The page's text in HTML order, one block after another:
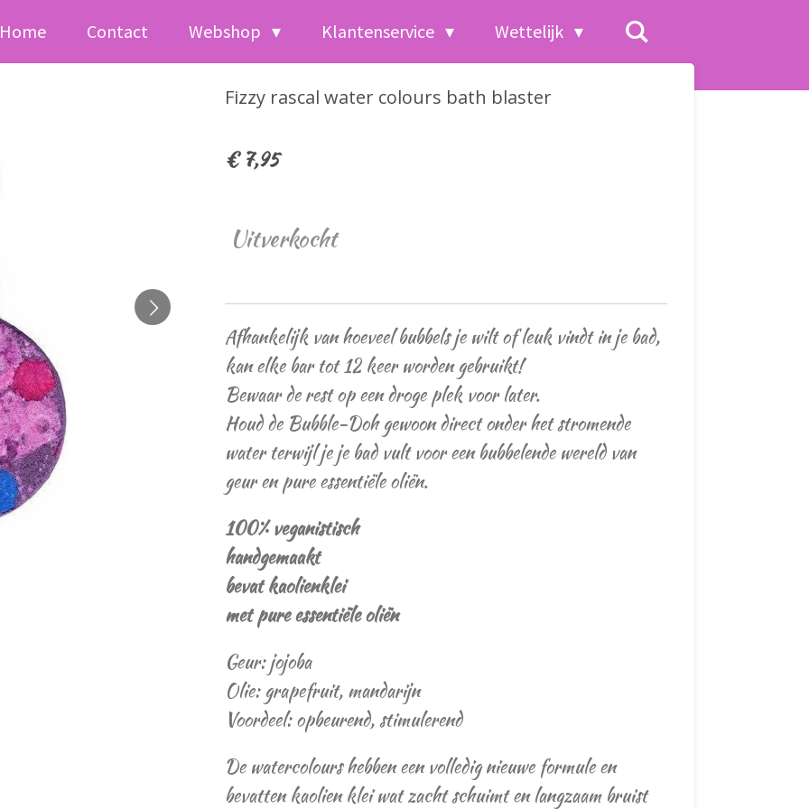
Home Contact Webshop Klantenservice Wettelijk
Fizzy rascal water colours bath blaster
€ 7,95
Uitverkocht
Afhankelijk van hoeveel bubbels je wilt of leuk vindt in je bad,
kan elke bar tot 12 keer worden gebruikt!
Bewaar de rest op een droge plek voor later.
Houd de Bubble-Doh gewoon direct onder het stromende
water terwijl je je bad vult voor een bubbelende wereld van
geur en pure essentiële oliën.
100% veganistisch
handgemaakt
bevat kaolienklei
met pure essentiële oliën
Geur: jojoba
Olie: grapefruit, mandarijn
Voordeel: opbeurend, stimulerend
De watercolours hebben een volledig nieuwe formule en
bevatten kaolien klei wat zacht schuimt en langzaam bruist